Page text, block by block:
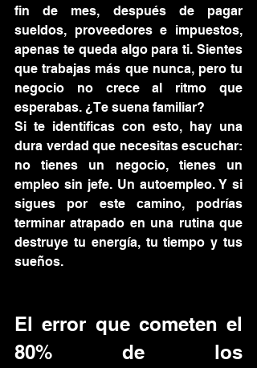
fin de mes, después de pagar
sueldos, proveedores e impuestos,
apenas te queda algo para ti. Sientes
que trabajas más que nunca, pero tu
negocio no crece al ritmo que
esperabas. ¿Te suena familiar?
Si te identificas con esto, hay una
dura verdad que necesitas escuchar:
no tienes un negocio, tienes un
empleo sin jefe. Un autoempleo. Y si
sigues por este camino, podrías
terminar atrapado en una rutina que
destruye tu energía, tu tiempo y tus
sueños.
El error que cometen el
80% de los